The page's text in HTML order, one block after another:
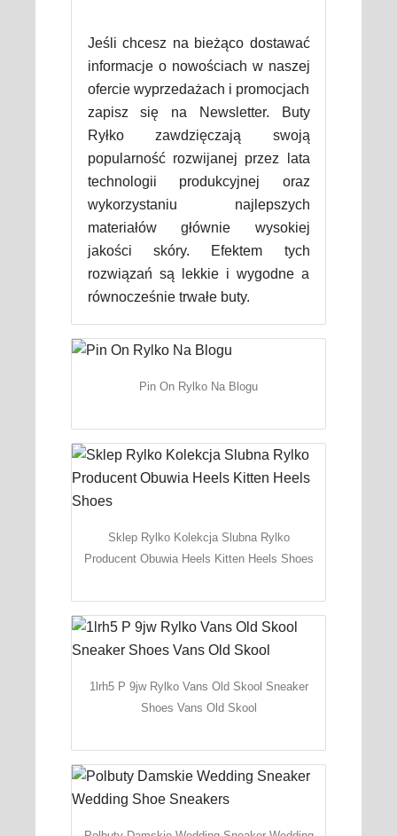
Jeśli chcesz na bieżąco dostawać
informacje o nowościach w naszej
ofercie wyprzedażach i promocjach
zapisz się na Newsletter. Buty
Ryłko zawdzięczają swoją
popularność rozwijanej przez lata
technologii produkcyjnej oraz
wykorzystaniu najlepszych
materiałów głównie wysokiej
jakości skóry. Efektem tych
rozwiązań są lekkie i wygodne a
równocześnie trwałe buty.
Pin On Rylko Na Blogu
Sklep Rylko Kolekcja Slubna Rylko
Producent Obuwia Heels Kitten Heels Shoes
1lrh5 P 9jw Rylko Vans Old Skool Sneaker
Shoes Vans Old Skool